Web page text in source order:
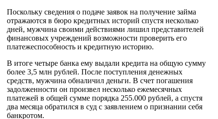
Поскольку сведения о подаче заявок на получение займа
отражаются в бюро кредитных историй спустя несколько
дней, мужчина своими действиями лишил представителей
финансовых учреждений возможности проверить его
платежеспособность и кредитную историю.
В итоге четыре банка ему выдали кредита на общую сумму
более 3,5 млн рублей. После поступления денежных
средств, мужчина обналичил деньги. В счет погашения
задолженности он произвел несколько ежемесячных
платежей в общей сумме порядка 255.000 рублей, а спустя
два месяца обратился в суд с заявлением о признании себя
банкротом.